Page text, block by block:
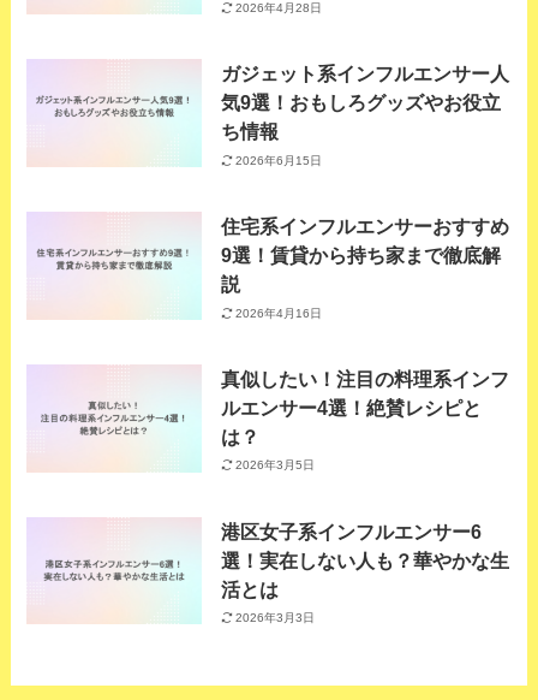
2026年4月28日
ガジェット系インフルエンサー人
気9選！おもしろグッズやお役立
ち情報
2026年6月15日
住宅系インフルエンサーおすすめ
9選！賃貸から持ち家まで徹底解
説
2026年4月16日
真似したい！注目の料理系インフ
ルエンサー4選！絶賛レシピと
は？
2026年3月5日
港区女子系インフルエンサー6
選！実在しない人も？華やかな生
活とは
2026年3月3日